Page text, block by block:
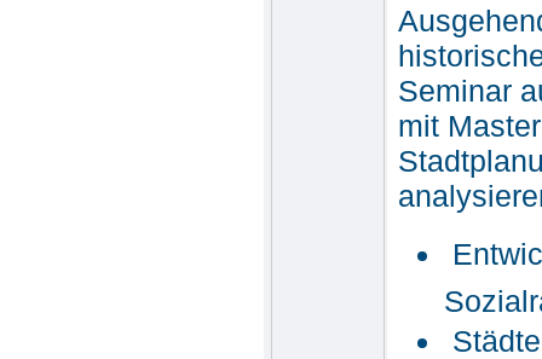
Seminar
mit

